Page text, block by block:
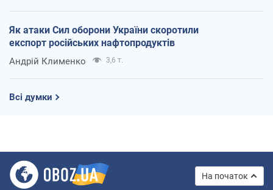
Як атаки Сил оборони України скоротили
експорт російських нафтопродуктів
Андрій Клименко 3,6 т.
Всі думки
На початок